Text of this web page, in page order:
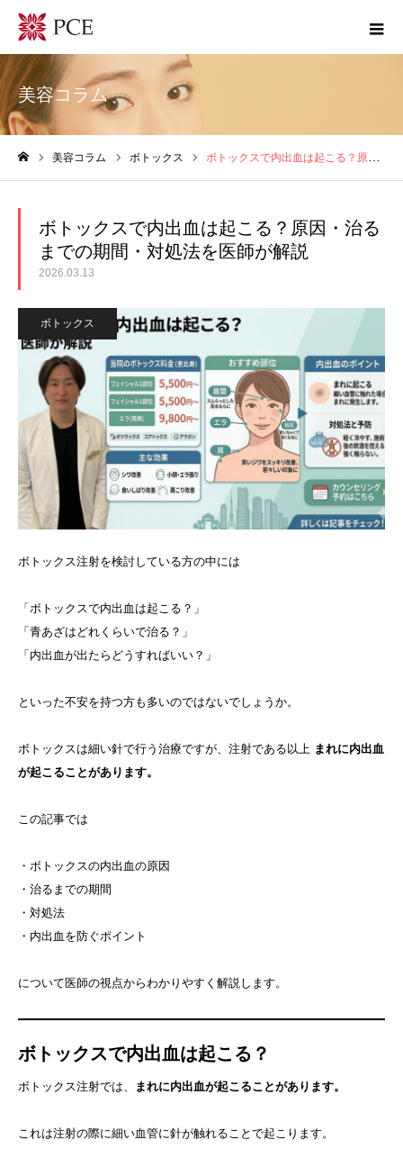
美容コラム
美容コラム ボトックス ボトックスで内出血は起こる？原因・治るまでの期間・対処法を医師が解説
ボトックスで内出血は起こる？原因・治る
までの期間・対処法を医師が解説
2026.03.13
ボトックス
ボトックス注射を検討している方の中には
「ボトックスで内出血は起こる？」
「青あざはどれくらいで治る？」
「内出血が出たらどうすればいい？」
といった不安を持つ方も多いのではないでしょうか。
ボトックスは細い針で行う治療ですが、注射である以上 まれに内出血
が起こることがあります。
この記事では
・ボトックスの内出血の原因
・治るまでの期間
・対処法
・内出血を防ぐポイント
について医師の視点からわかりやすく解説します。
ボトックスで内出血は起こる？
ボトックス注射では、 まれに内出血が起こることがあります。
これは注射の際に細い血管に針が触れることで起こります。